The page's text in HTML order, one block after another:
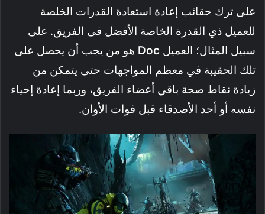
على ترك حقائب إعادة استعادة القدرات الخلصة
للعميل ذي القدرة الخاصة الأفضل فى الفريق. على
سبيل المثال؛ العميل Doc هو من يجب أن يحصل على
تلك الحقيبة في معظم المواجهات حتى يتمكن من
زيادة نقاط صحة باقي أعضاء الفريق، وربما إعادة إحياء
نفسه أو أحد الأصدقاء قبل فوات الأوان.